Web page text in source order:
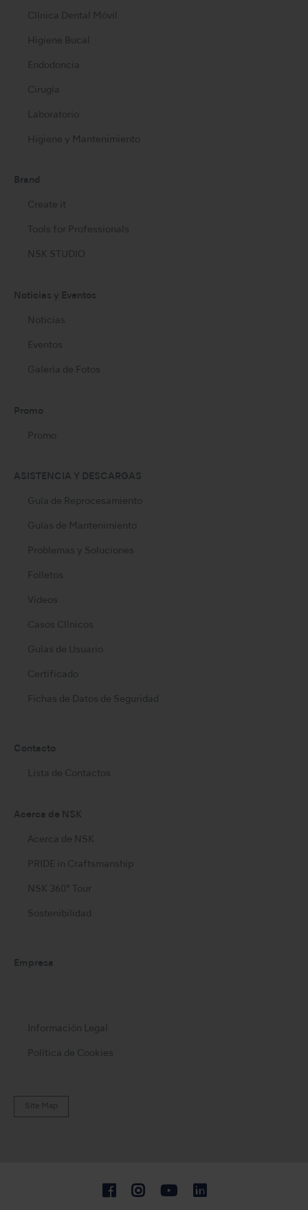
Clínica Dental Móvil
Higiene Bucal
Endodoncia
Cirugía
Laboratorio
Higiene y Mantenimiento
Brand
Create it
Tools for Professionals
NSK STUDIO
Noticias y Eventos
Noticias
Eventos
Galería de Fotos
Promo
Promo
ASISTENCIA Y DESCARGAS
Guía de Reprocesamiento
Guías de Mantenimiento
Problemas y Soluciones
Folletos
Videos
Casos Clínicos
Guías de Usuario
Certificado
Fichas de Datos de Seguridad
Contacto
Lista de Contactos
Acerca de NSK
Acerca de NSK
PRIDE in Craftsmanship
NSK 360° Tour
Sostenibilidad
Empresa
Información Legal
Política de Cookies
Site Map